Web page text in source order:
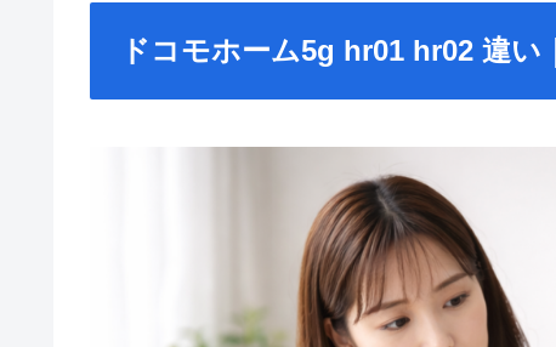
ドコモホーム5g hr01 hr02 違